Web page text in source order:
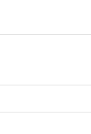
Grat